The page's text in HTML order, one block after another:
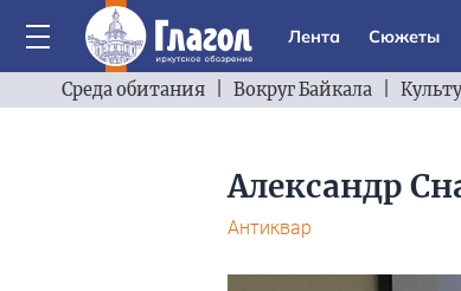
Лента Сюжеты
Среда обитания Вокруг Байкала
Александр
Антиквар